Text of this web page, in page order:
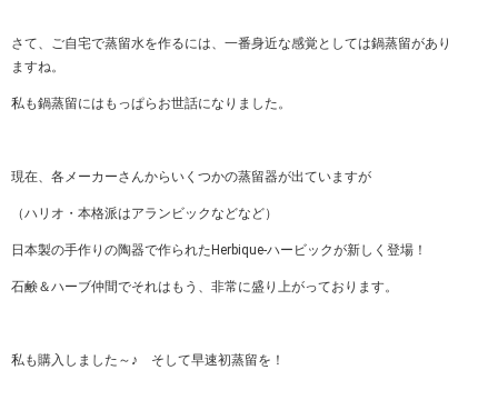
さて、ご自宅で蒸留水を作るには、一番身近な感覚としては鍋蒸留があり
ますね。
私も鍋蒸留にはもっぱらお世話になりました。
現在、各メーカーさんからいくつかの蒸留器が出ていますが
（ハリオ・本格派はアランビックなどなど）
日本製の手作りの陶器で作られたHerbique-ハービックが新しく登場！
石鹸＆ハーブ仲間でそれはもう、非常に盛り上がっております。
私も購入しました～♪ そして早速初蒸留を！